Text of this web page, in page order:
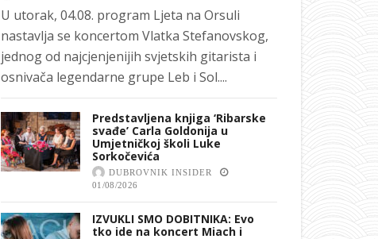
U utorak, 04.08. program Ljeta na Orsuli
nastavlja se koncertom Vlatka Stefanovskog,
jednog od najcjenjenijih svjetskih gitarista i
osnivača legendarne grupe Leb i Sol....
Predstavljena knjiga ‘Ribarske
svađe’ Carla Goldonija u
Umjetničkoj školi Luke
Sorkočevića
DUBROVNIK INSIDER
01/08/2026
IZVUKLI SMO DOBITNIKA: Evo
tko ide na koncert Miach i